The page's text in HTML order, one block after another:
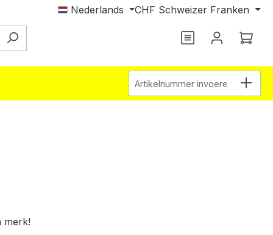
Nederlands CHF Schweizer Franken
Je hebt 0 items
Artikelnummer invoeren
merk!